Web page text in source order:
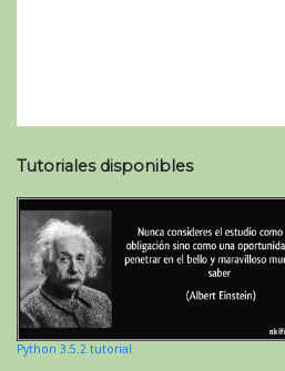
Tutoriales disponibles
Python 3.5.2 tutorial